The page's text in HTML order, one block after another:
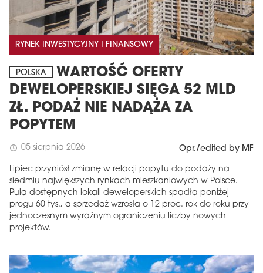
RYNEK INWESTYCYJNY I FINANSOWY
POLSKA
WARTOŚĆ OFERTY
DEWELOPERSKIEJ SIĘGA 52 MLD
ZŁ. PODAŻ NIE NADĄŻA ZA
POPYTEM
schedule 05 sierpnia 2026 Opr./edited by MF
Lipiec przyniósł zmianę w relacji popytu do podaży na
siedmiu największych rynkach mieszkaniowych w Polsce.
Pula dostępnych lokali deweloperskich spadła poniżej
progu 60 tys., a sprzedaż wzrosła o 12 proc. rok do roku przy
jednoczesnym wyraźnym ograniczeniu liczby nowych
projektów.